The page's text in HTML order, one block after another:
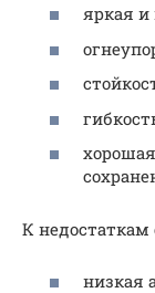
яркая и
К недостаткам
низкая